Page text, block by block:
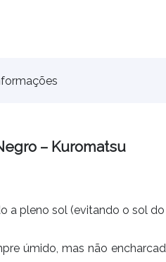
– Kuromatsu
a pleno sol (evitando o sol
úmido, mas não